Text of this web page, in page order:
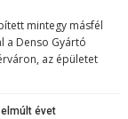
mintegy másfél
a Denso Gyártó
az épületet
elmúlt évet